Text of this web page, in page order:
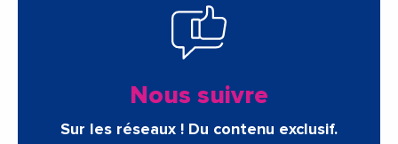
Nous suivre
Sur les réseaux ! Du contenu exclusif.